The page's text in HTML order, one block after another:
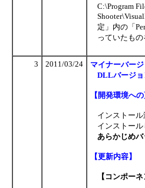
C:\Program
定」内の「
っていたも
3 2011/03/24 マイナーバー
DLLバージ
【 開発環境へ
インストー
インストー
あらかじめ
【更新内容】
【コンポー